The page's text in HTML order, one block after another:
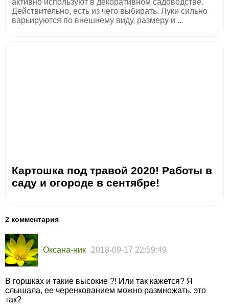
активно используют в декоративном садоводстве.
Действительно, есть из чего выбирать. Луки сильно
варьируются по внешнему виду, размеру и ...
Картошка под травой 2020! Работы в
саду и огороде в сентябре!
2 комментария
Оксана-ник 2018-09-17 22:59:49
В горшках и такие высокие ?! Или так кажется? Я
слышала, ее черенкованием можно размножать, это
так?